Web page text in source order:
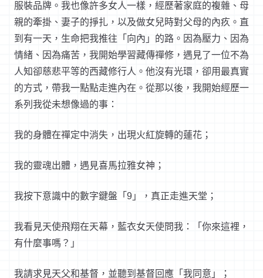
服裝品牌。我也像許多女人一樣，經歷著家庭的複雜、母
親的牽掛、妻子的掙扎，以及做女兒時對父母的內疚。直
到有一天，生命把我推往「向內」的路。因為壓力、因為
情緒、因為痛苦，我開始學習藏傳禪修，遇見了一位不為
人知卻慈悲平等的西藏修行人。他沒有光環，卻用最真實
的方式，帶我一點點走進內在。從那以後，我開始經歷一
系列我從未想像過的事：
我的身體在禪定中消失，出現火紅旋轉的蓮花；
我的靈魂出體，遇見喜馬拉雅女神；
我按下意識中的數字鍵盤「 9 」，真正走進天堂；
我看見天使飛翔在天幕，藍衣女天使問我：「你來這裡，
有什麼事嗎？」
我請求見天父和基督，並聽到基督回應「我同意」；